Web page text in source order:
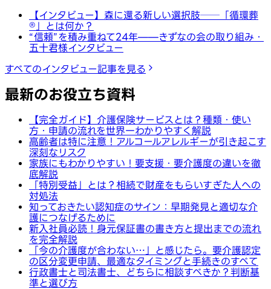
【インタビュー】森に還る新しい選択肢──「循環葬
®︎」とは何か？
“信頼”を積み重ねて24年——きずなの会の取り組み・
五十君様インタビュー
すべてのインタビュー記事を見る
最新のお役立ち資料
【完全ガイド】介護保険サービスとは？種類・使い
方・申請の流れを世界一わかりやすく解説
高齢者は特に注意！アルコールアレルギーが引き起こす
深刻なリスク
家族にもわかりやすい！要支援・要介護度の違いを徹
底解説
「特別受益」とは？相続で財産をもらいすぎた人への
対処法
知っておきたい認知症のサイン：早期発見と適切な介
護につなげるために
新入社員必読！身元保証書の書き方と提出までの流れ
を完全解説
「今の介護度が合わない…」と感じたら。要介護認定
の区分変更申請、最適なタイミングと手続きのすべて
行政書士と司法書士、どちらに相談すべきか？判断基
準と選び方